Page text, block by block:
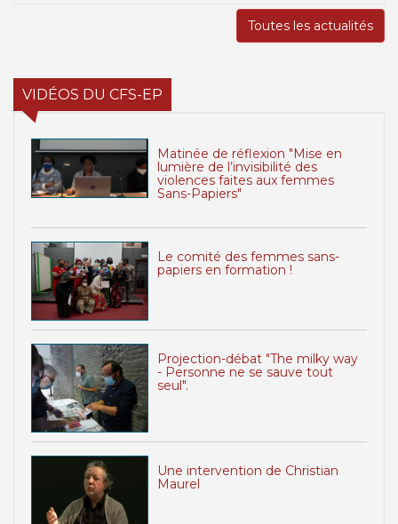
Toutes les actualités
VIDÉOS DU CFS-EP
Matinée de réflexion "Mise en
lumière de l’invisibilité des
violences faites aux femmes
Sans-Papiers"
Le comité des femmes sans-
papiers en formation !
Projection-débat "The milky way
- Personne ne se sauve tout
seul".
Une intervention de Christian
Maurel